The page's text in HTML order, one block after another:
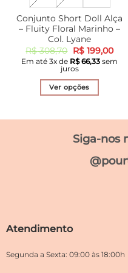
Conjunto Short Doll Alça
– Fluity Floral Marinho –
Col. Lyane
R$308,70 O
preço
original
era:
R$ 308,70.
R$199,00O
Em até 3x de R$66,33 sem
juros
Ver opções
várias
na
do
Siga-nos
Atendimento
Segunda a Sexta: 09:00 às 18:00h